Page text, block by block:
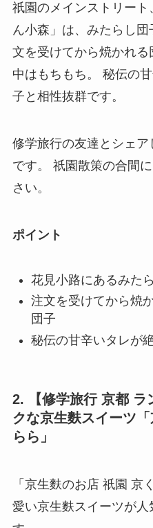
祇園のメインストリー
ん小森」は、みたらし
文を受けてから焼かれる
中はもちもち。 秘伝の
子と相性抜群です。
修学旅行の友達とシェ
です。 祇園散策の合間
さい。
ポイント
花見小路にあるみた
注文を受けてから焼
団子
秘伝の甘辛いタレが
2. 【修学旅行 京都 ラ
クな京生麩スイーツ
らら」
「京生麩のお店 祇園 京
愛い京生麩スイーツが